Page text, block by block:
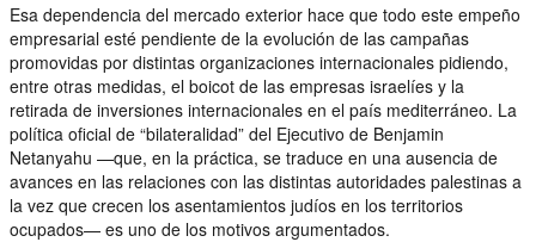
Esa dependencia del mercado exterior hace que todo este empeño
empresarial esté pendiente de la evolución de las campañas
promovidas por distintas organizaciones internacionales pidiendo,
entre otras medidas, el boicot de las empresas israelíes y la
retirada de inversiones internacionales en el país mediterráneo. La
política oficial de “bilateralidad” del Ejecutivo de Benjamin
Netanyahu —que, en la práctica, se traduce en una ausencia de
avances en las relaciones con las distintas autoridades palestinas a
la vez que crecen los asentamientos judíos en los territorios
ocupados— es uno de los motivos argumentados.